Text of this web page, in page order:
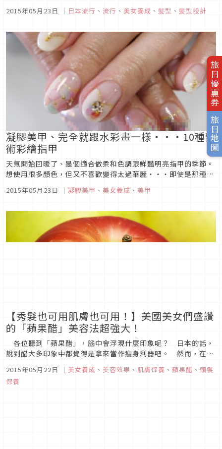
旅日優惠券
旅日地圖
年最新最簡單的春夏編髮教學。試試看這些編髮，讓你總是走在
的簡單，只要用髮夾...
2015年05月23日 ｜ 日本流行 、 流行 、 美女養成 、 髪型 、 髪型設計
凝膠美甲、完全就跟水彩畫一樣・・・10種藝
術彩繪指甲
天氣開始回暖了、是個適合做柔和色調跟鮮豔明亮指甲的季節。
想使用很多顏色，但又不喜歡變得太過華麗・・・即使是那種情
清爽色調設計的同色系珠寶。・水彩碎花指甲彩繪像是用水彩畫
出大學感一樣的滴狀指...
2015年05月23日 ｜ 凝膠美甲 、 美女養成 、 美甲
【秀髮也可用肌膚也可用！】美國美女們盛讚
的「蘋果醋」美容法超強大！
各位聽到「蘋果醋」，腦中會浮現什麼印象呢？ 日本的話，
說到醋大多印象中都覺得是拿來當作瘦身利器吧。 然而，在美
變成像史嘉蕾·喬韓森那樣的「透亮肌膚」！為什麼蘋果醋對美
容有幫助呢。那是因為它可以去除肌膚過多的皮脂，此外還會幫
2015年05月22日 ｜ 美女養成 、 美容效果 、 肌膚保養 、 蘋果醋 、 頭髮
保養